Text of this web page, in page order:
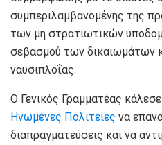
συμπεριλαμβανομένης της
των μη στρατιωτικών
σεβασμού των δικαιωμάτων
ναυσιπλοΐας.
Ο Γενικός Γραμματέας
Ηνωμένες Πολιτείες να
διαπραγματεύσεις και να